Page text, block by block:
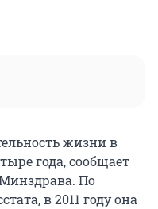
жизни в
года, сообщает
По
в 2011 году она